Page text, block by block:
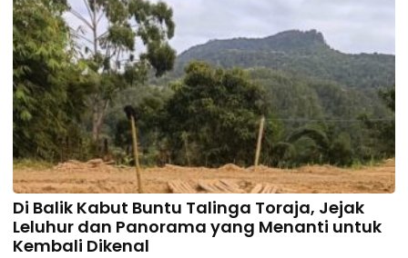
Di Balik Kabut Buntu Talinga Toraja, Jejak
Leluhur dan Panorama yang Menanti untuk
Kembali Dikenal